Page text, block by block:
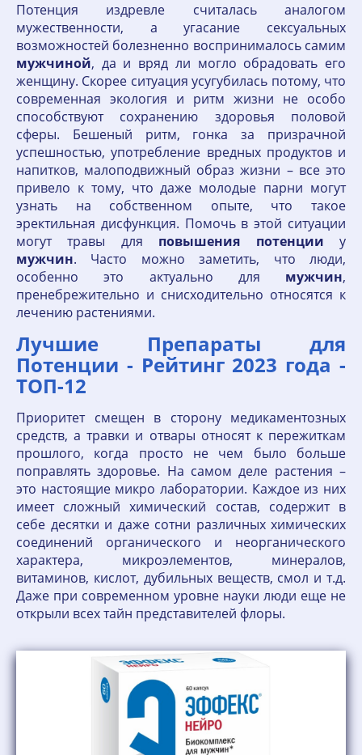
Потенция издревле считалась аналогом
мужественности, а угасание сексуальных
возможностей болезненно воспринималось самим
мужчиной, да и вряд ли могло обрадовать его
женщину. Скорее ситуация усугубилась потому, что
современная экология и ритм жизни не особо
способствуют сохранению здоровья половой
сферы. Бешеный ритм, гонка за призрачной
успешностью, употребление вредных продуктов и
напитков, малоподвижный образ жизни – все это
привело к тому, что даже молодые парни могут
узнать на собственном опыте, что такое
эректильная дисфункция. Помочь в этой ситуации
могут травы для повышения потенции у
мужчин. Часто можно заметить, что люди,
особенно это актуально для мужчин,
пренебрежительно и снисходительно относятся к
лечению растениями.
Лучшие Препараты для
Потенции - Рейтинг 2023 года -
ТОП-12
Приоритет смещен в сторону медикаментозных
средств, а травки и отвары относят к пережиткам
прошлого, когда просто не чем было больше
поправлять здоровье. На самом деле растения –
это настоящие микро лаборатории. Каждое из них
имеет сложный химический состав, содержит в
себе десятки и даже сотни различных химических
соединений органического и неорганического
характера, микроэлементов, минералов,
витаминов, кислот, дубильных веществ, смол и т.д.
Даже при современном уровне науки люди еще не
открыли всех тайн представителей флоры.